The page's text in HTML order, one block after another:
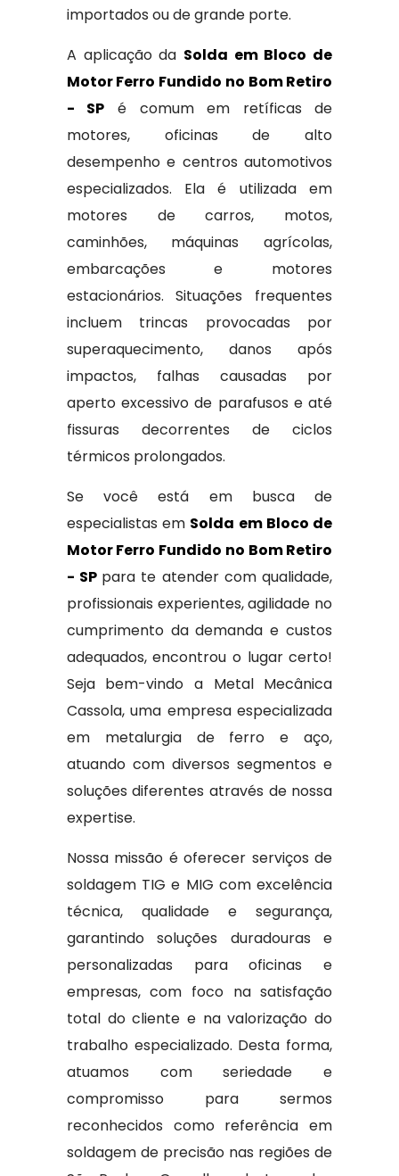
importados ou de grande porte.
A aplicação da Solda em Bloco de
Motor Ferro Fundido no Bom Retiro
- SP é comum em retíficas de
motores, oficinas de alto
desempenho e centros automotivos
especializados. Ela é utilizada em
motores de carros, motos,
caminhões, máquinas agrícolas,
embarcações e motores
estacionários. Situações frequentes
incluem trincas provocadas por
superaquecimento, danos após
impactos, falhas causadas por
aperto excessivo de parafusos e até
fissuras decorrentes de ciclos
térmicos prolongados.
Se você está em busca de
especialistas em Solda em Bloco de
Motor Ferro Fundido no Bom Retiro
- SP para te atender com qualidade,
profissionais experientes, agilidade no
cumprimento da demanda e custos
adequados, encontrou o lugar certo!
Seja bem-vindo a Metal Mecânica
Cassola, uma empresa especializada
em metalurgia de ferro e aço,
atuando com diversos segmentos e
soluções diferentes através de nossa
expertise.
Nossa missão é oferecer serviços de
soldagem TIG e MIG com excelência
técnica, qualidade e segurança,
garantindo soluções duradouras e
personalizadas para oficinas e
empresas, com foco na satisfação
total do cliente e na valorização do
trabalho especializado. Desta forma,
atuamos com seriedade e
compromisso para sermos
reconhecidos como referência em
soldagem de precisão nas regiões de